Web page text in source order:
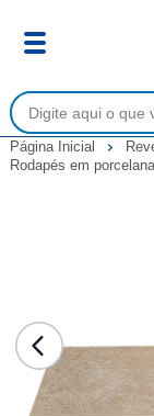
Página Inicial
Rodapés em